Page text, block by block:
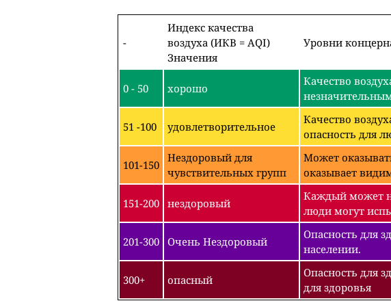
-
Индекс качества
воздуха (ИКВ = AQI)
Значения
Уровни
0 - 50 хорошо
Качество
51 -100 удовлетворительное
Качество
опасность для
101-150
Нездоровый для
чувствительных групп
Может
оказывает
151-200 нездоровый
Каждый может
люди могут
201-300 Очень Нездоровый
Опасность для
населении.
300+ опасный
Опасность для
для здоровья